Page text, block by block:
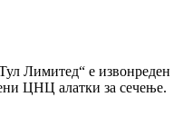
Лимитед“ е извонреден
ЦНЦ алатки за сечење.